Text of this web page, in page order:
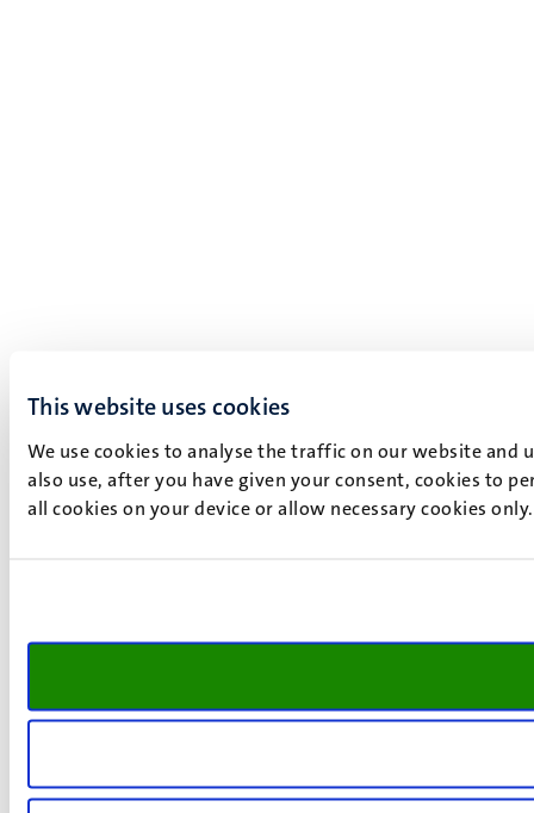
This website uses cookies
We use cookies to analyse the traffic on our website and
also use, after you have given your consent, cookies to
all cookies on your device or allow necessary cookies